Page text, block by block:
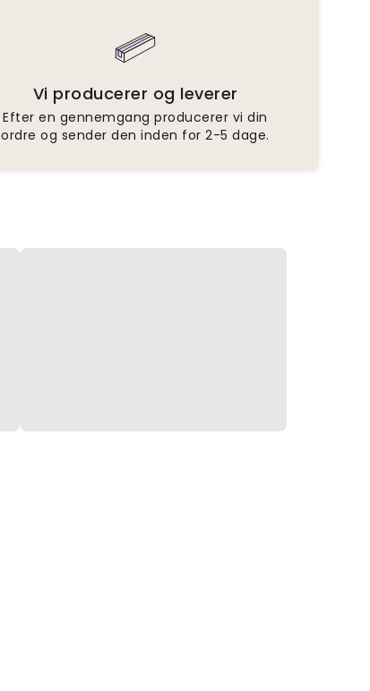
Vi producerer og leverer
Efter en gennemgang producerer vi din
ordre og sender den inden for 2-5 dage.